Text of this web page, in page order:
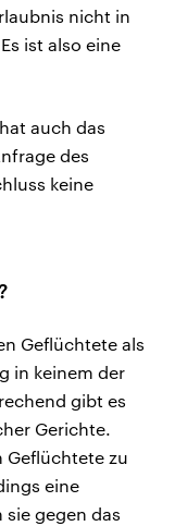
nicht in
ist also eine
auch das
des
keine
Geflüchtete als
in keinem der
gibt es
Gerichte.
Geflüchtete zu
eine
gegen das